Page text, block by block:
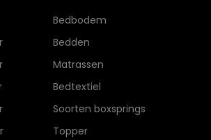
Bedbodem
Bedden
Matrassen
Bedtextiel
Soorten boxsprings
Topper